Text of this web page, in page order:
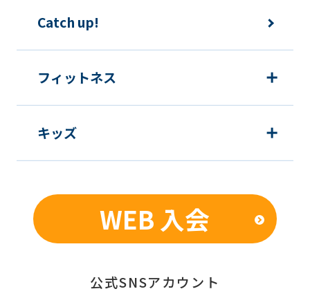
Catch up!
フィットネス
キッズ
WEB 入会
公式SNSアカウント